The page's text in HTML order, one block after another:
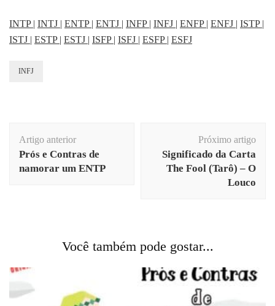
INTP | INTJ | ENTP | ENTJ | INFP | INFJ | ENFP | ENFJ | ISTP |
ISTJ | ESTP | ESTJ | ISFP | ISFJ | ESFP | ESFJ
INFJ
de
post
Artigo anterior
Prós e Contras de
namorar um ENTP
Próximo artigo
Significado da Carta
The Fool (Tarô) – O
Louco
Você também pode gostar...